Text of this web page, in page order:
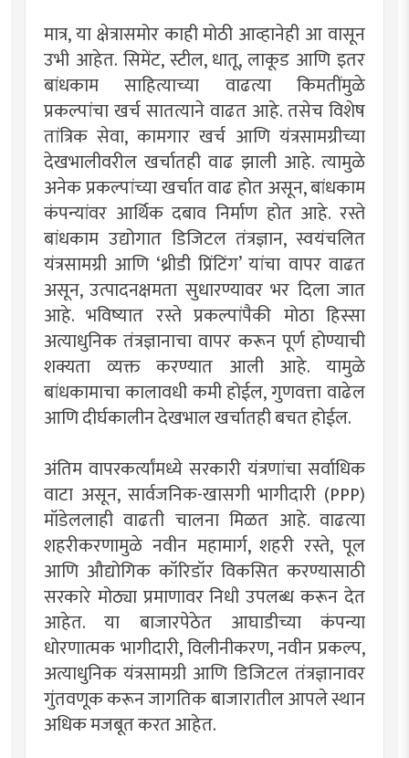
मात्र, या क्षेत्रासमोर काही मोठी आव्हानेही आ वासून
उभी आहेत. सिमेंट, स्टील, धातू, लाकूड आणि इतर
बांधकाम साहित्याच्या वाढत्या किमतींमुळे
प्रकल्पांचा खर्च सातत्याने वाढत आहे. तसेच विशेष
तांत्रिक सेवा, कामगार खर्च आणि यंत्रसामग्रीच्या
देखभालीवरील खर्चातही वाढ झाली आहे. त्यामुळे
अनेक प्रकल्पांच्या खर्चात वाढ होत असून, बांधकाम
कंपन्यांवर आर्थिक दबाव निर्माण होत आहे. रस्ते
बांधकाम उद्योगात डिजिटल तंत्रज्ञान, स्वयंचलित
यंत्रसामग्री आणि ‌‘थ्रीडी प्रिंटिंग‌’ यांचा वापर वाढत
असून, उत्पादनक्षमता सुधारण्यावर भर दिला जात
आहे. भविष्यात रस्ते प्रकल्पांपैकी मोठा हिस्सा
अत्याधुनिक तंत्रज्ञानाचा वापर करून पूर्ण होण्याची
शक्यता व्यक्त करण्यात आली आहे. यामुळे
बांधकामाचा कालावधी कमी होईल, गुणवत्ता वाढेल
आणि दीर्घकालीन देखभाल खर्चातही बचत होईल.
अंतिम वापरकर्त्यांमध्ये सरकारी यंत्रणांचा सर्वाधिक
वाटा असून, सार्वजनिक-खासगी भागीदारी (PPP)
मॉडेललाही वाढती चालना मिळत आहे. वाढत्या
शहरीकरणामुळे नवीन महामार्ग, शहरी रस्ते, पूल
आणि औद्योगिक कॉरिडॉर विकसित करण्यासाठी
सरकारे मोठ्या प्रमाणावर निधी उपलब्ध करून देत
आहेत. या बाजारपेठेत आघाडीच्या कंपन्या
धोरणात्मक भागीदारी, विलीनीकरण, नवीन प्रकल्प,
अत्याधुनिक यंत्रसामग्री आणि डिजिटल तंत्रज्ञानावर
गुंतवणूक करून जागतिक बाजारातील आपले स्थान
अधिक मजबूत करत आहेत.